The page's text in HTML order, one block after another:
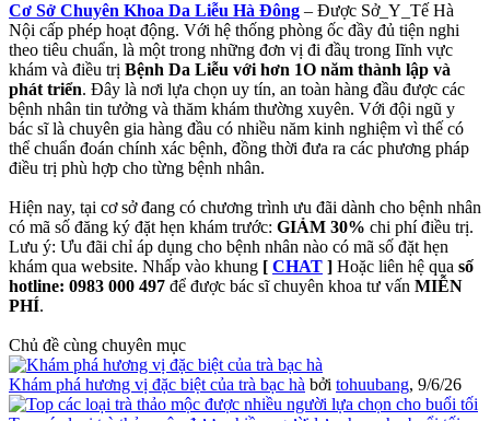
Cơ Sở Chuyên Khoa Da Liễu Hà Đông – Được Sở_Y_Tế Hà
Nội cấp phép hoạt động. Với hệ thống phòng ốc đầy đủ tiện nghi
theo tiêu chuẩn, là một trong những đơn vị đi đầų trong Iĩnh vực
khám và điều trị Bệnh Da Liễu với hơn 1O năm thành lập và
phát triển. Đây là nơi lựa chọn uy tín, an toàn hàng đầu được các
bệnh nhân tin tưởng và thăm khám thường xuyên. Với đội ngũ y
bác sĩ là chuyên gia hàng đầu có nhiều năm kinh nghiệm vì thế có
thể chuẩn đoán chính xác bệnh, đồng thời đưa ra các phương pháp
điều trị phù hợp cho từng bệnh nhân.
Hiện nay, tại cơ sở đang có chương trình ưu đãi dành cho bệnh nhân
có mã số đăng ký đặt hẹn khám trước: GIẢM 30% chi phí điều trị.
Lưu ý: Ưu đãi chỉ áp dụng cho bệnh nhân nào có mã số đặt hẹn
khám qua website. Nhấp vào khung [ CHAT ] Hoặc liên hệ qua số
hotline: 0983 000 497 để được bác sĩ chuyên khoa tư vấn MIỄN
PHÍ.
Chủ đề cùng chuyên mục
Khám phá hương vị đặc biệt của trà bạc hà bởi tohuubang, 9/6/26